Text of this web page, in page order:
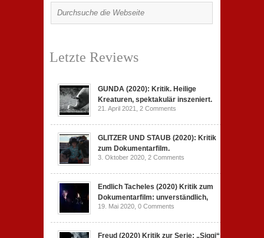
Letzte Reviews
GUNDA (2020): Kritik. Heilige
Kreaturen, spektakulär inszeniert.
21. April 2021, 2 Comments
GLITZER UND STAUB (2020): Kritik
zum Dokumentarfilm.
3. Oktober 2020, 2 Comments
Endlich Tacheles (2020) Kritik zum
Dokumentarfilm: unverständlich,
19. Mai 2020, 0 Comments
Freud (2020) Kritik zur Serie: „Siggi“